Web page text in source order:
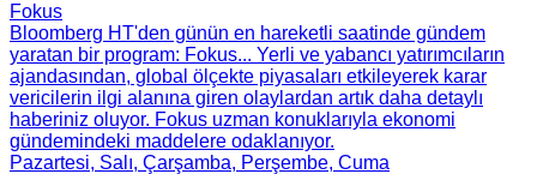
Fokus
Bloomberg HT'den günün en hareketli saatinde gündem
yaratan bir program: Fokus... Yerli ve yabancı yatırımcıların
ajandasından, global ölçekte piyasaları etkileyerek karar
vericilerin ilgi alanına giren olaylardan artık daha detaylı
haberiniz oluyor. Fokus uzman konuklarıyla ekonomi
gündemindeki maddelere odaklanıyor.
Pazartesi, Salı, Çarşamba, Perşembe, Cuma